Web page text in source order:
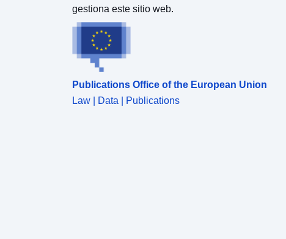
gestiona este sitio web.
Publications Office of the European Union
Law | Data | Publications